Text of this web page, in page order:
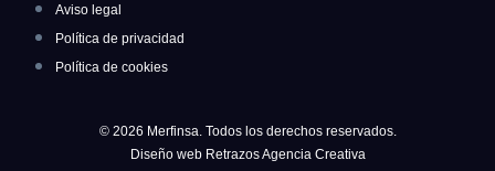
Aviso legal
Política de privacidad
Política de cookies
© 2026 Merfinsa. Todos los derechos reservados.
Diseño web Retrazos Agencia Creativa